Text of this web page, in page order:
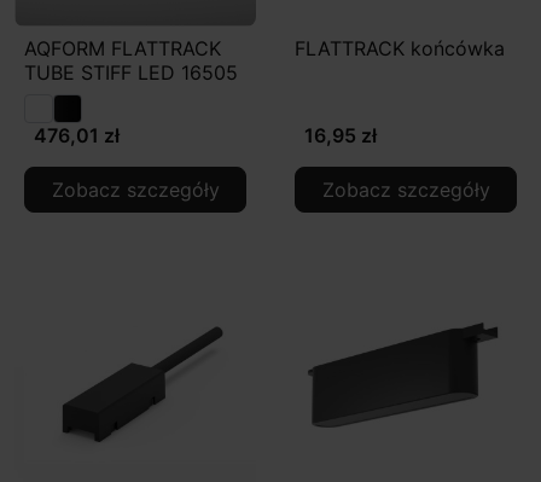
AQFORM FLATTRACK
TUBE STIFF LED 16505
476,01 zł
Zobacz szczegóły
FLATTRACK końcówka
16,95 zł
Zobacz szczegóły